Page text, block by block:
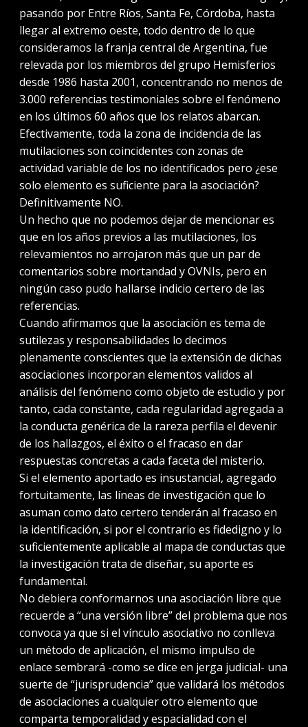
pasando por Entre Ríos, Santa Fe, Córdoba, hasta
llegar al extremo oeste, todo dentro de lo que
consideramos la franja central de Argentina, fue
relevada por los miembros del grupo Hemisferios
desde 1986 hasta 2001, concentrando no menos de
3.000 referencias testimoniales sobre el fenómeno
en los últimos 60 años que los relatos abarcan.
Efectivamente, toda la zona de incidencia de las
mutilaciones son coincidentes con zonas de
actividad variable de los no identificados pero ¿ese
solo elemento es suficiente para la asociación?
Definitivamente NO.
Un hecho que no podemos dejar de mencionar es
que en los años previos a las mutilaciones, los
relevamientos no arrojaron más que un par de
comentarios sobre mortandad y OVNIs, pero en
ningún caso pudo hallarse indicio certero de las
referencias.
Cuando afirmamos que la asociación es tema de
sutilezas y responsabilidades lo decimos
plenamente conscientes que la extensión de dichas
asociaciones incorporan elementos validos al
análisis del fenómeno como objeto de estudio y por
tanto, cada constante, cada regularidad agregada a
la conducta genérica de la rareza perfila el devenir
de los hallazgos, el éxito o el fracaso en dar
respuestas concretas a cada faceta del misterio.
Si el elemento aportado es insustancial, agregado
fortuitamente, las líneas de investigación que lo
asuman como dato certero tenderán al fracaso en
la identificación, si por el contrario es fidedigno y lo
suficientemente aplicable al mapa de conductas que
la investigación trata de diseñar, su aporte es
fundamental.
No debiera conformarnos una asociación libre que
recuerde a “una versión libre” del problema que nos
convoca ya que si el vínculo asociativo no conlleva
un método de aplicación, el mismo impulso de
enlace sembrará -como se dice en jerga judicial- una
suerte de “jurisprudencia” que validará los métodos
de asociaciones a cualquier otro elemento que
comparta temporalidad y espacialidad con el